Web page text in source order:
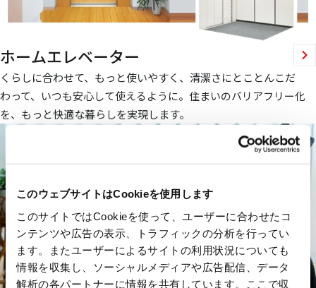
このウェブサイトはCookieを使用します
このサイトではCookieを使って、ユーザーに合わせたコ
ンテンツや広告の表示、トラフィックの分析を行ってい
ます。またユーザーによるサイトの利用状況についても
情報を収集し、ソーシャルメディアや広告配信、データ
解析の各パートナーに情報を共有しています。ここで収
ホームエレベーター
くらしに合わせて、もっと使いやすく、清潔さにとことんこだ
わって、いつも安心して使えるように。住まいのバリアフリー化
を、もっと快適な暮らしを実現します。